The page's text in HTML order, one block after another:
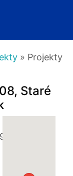
» Projekty
Staré